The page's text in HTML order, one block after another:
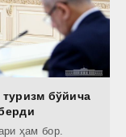
бўйича
ҳам бор.